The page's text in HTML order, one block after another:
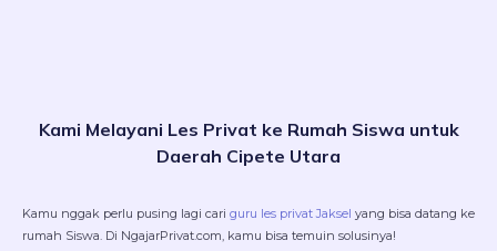
Kami Melayani Les Privat ke Rumah Siswa untuk
Daerah Cipete Utara
Kamu nggak perlu pusing lagi cari guru les privat Jaksel yang bisa datang ke
rumah Siswa. Di NgajarPrivat.com, kamu bisa temuin solusinya!